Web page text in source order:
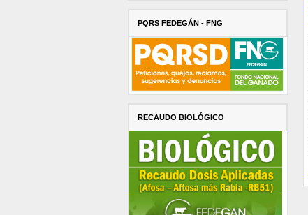
PQRS FEDEGÁN - FNG
RECAUDO BIOLÓGICO